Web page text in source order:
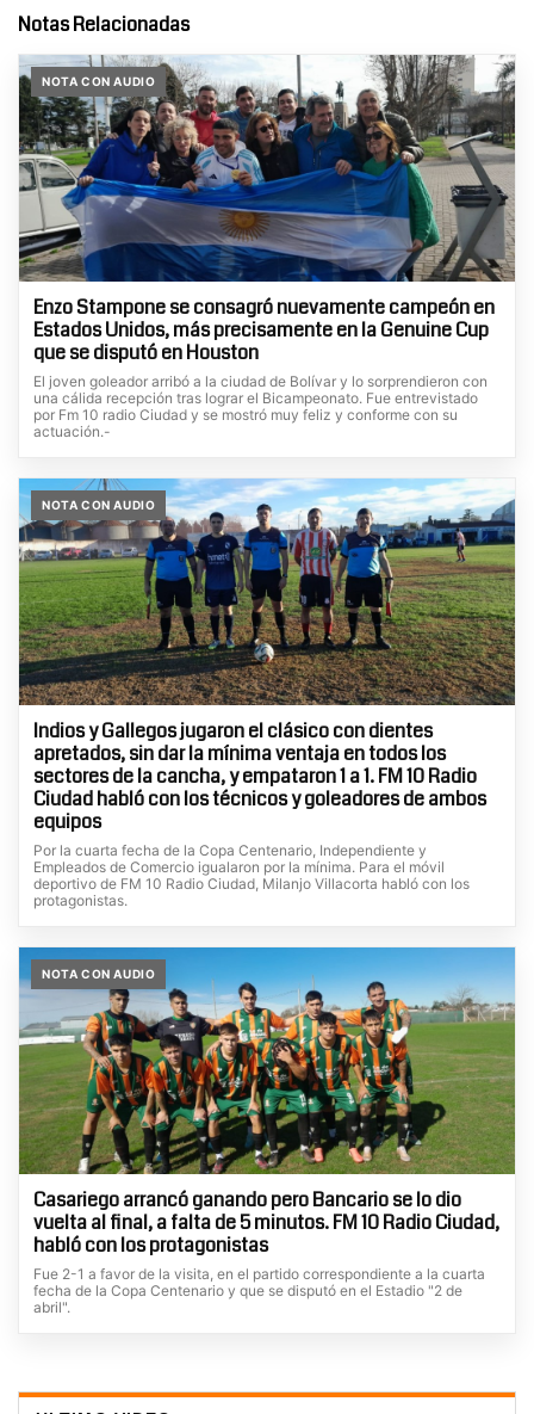
Notas Relacionadas
NOTA CON AUDIO
Enzo Stampone se consagró nuevamente campeón en
Estados Unidos, más precisamente en la Genuine Cup
que se disputó en Houston
El joven goleador arribó a la ciudad de Bolívar y lo sorprendieron con
una cálida recepción tras lograr el Bicampeonato. Fue entrevistado
por Fm 10 radio Ciudad y se mostró muy feliz y conforme con su
actuación.-
NOTA CON AUDIO
Indios y Gallegos jugaron el clásico con dientes
apretados, sin dar la mínima ventaja en todos los
sectores de la cancha, y empataron 1 a 1. FM 10 Radio
Ciudad habló con los técnicos y goleadores de ambos
equipos
Por la cuarta fecha de la Copa Centenario, Independiente y
Empleados de Comercio igualaron por la mínima. Para el móvil
deportivo de FM 10 Radio Ciudad, Milanjo Villacorta habló con los
protagonistas.
NOTA CON AUDIO
Casariego arrancó ganando pero Bancario se lo dio
vuelta al final, a falta de 5 minutos. FM 10 Radio Ciudad,
habló con los protagonistas
Fue 2-1 a favor de la visita, en el partido correspondiente a la cuarta
fecha de la Copa Centenario y que se disputó en el Estadio "2 de
abril".